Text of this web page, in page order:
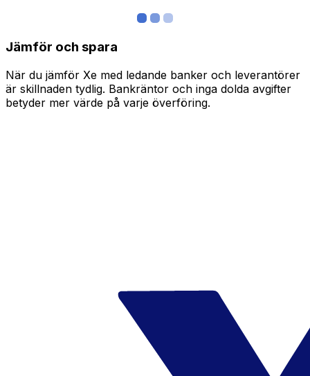
Jämför och spara
När du jämför Xe med ledande banker och leverantörer
är skillnaden tydlig. Bankräntor och inga dolda avgifter
betyder mer värde på varje överföring.